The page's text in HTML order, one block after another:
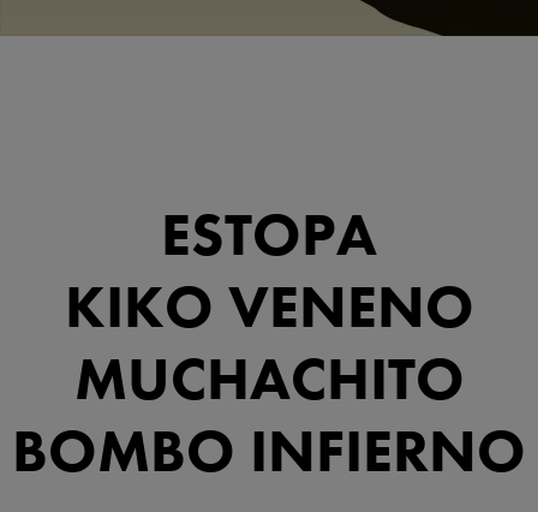
ESTOPA
KIKO VENENO
MUCHACHITO
BOMBO INFIERNO